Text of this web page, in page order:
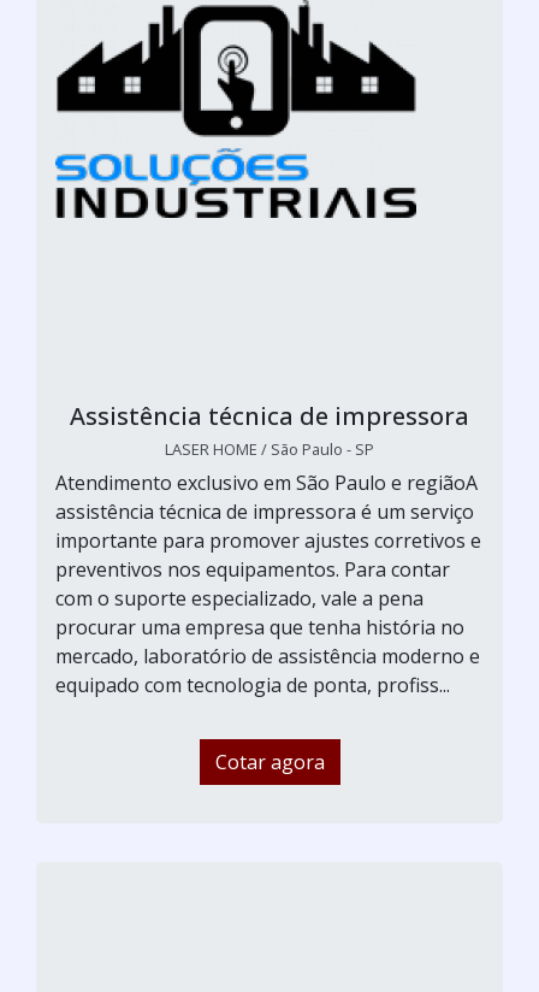
Assistência técnica de impressora
LASER HOME / São Paulo - SP
Atendimento exclusivo em São Paulo e regiãoA
assistência técnica de impressora é um serviço
importante para promover ajustes corretivos e
preventivos nos equipamentos. Para contar
com o suporte especializado, vale a pena
procurar uma empresa que tenha história no
mercado, laboratório de assistência moderno e
equipado com tecnologia de ponta, profiss...
Cotar agora